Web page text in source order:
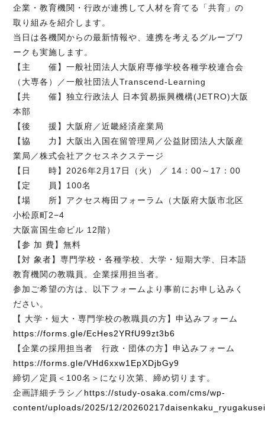
企業・教育機関・行政が連携して人材を育てる「共育」の
取り組みを紹介します。
当日は各機関からの最新情報や、連携を考えるグループワ
ークも実施します。
【主 催】一般社団法人大阪府専修学校各種学校連合会
（大専各）／一般社団法人Transcend-Learning
【共 催】独立行政法人 日本貿易振興機構(JETRO)大阪
本部
【後 援】大阪府／近畿経済産業局
【協 力】大阪出入国在留管理局／公益財団法人大阪産
業局／株式会社アクセスネクステージ
【日 時】2026年2月17日（火） ／ 14：00～17：00
【定 員】100名
【場 所】アクセス梅田フォーラム（大阪府大阪市北区
小松原町2−4
大阪富国生命ビル 12階）
【参 加 費】無料
【対 象者】専門学校・各種学校、大学・短期大学、日本語
教育機関の教職員。企業採用担当者。
参加ご希望の方は、以下フォームより事前にお申し込みく
ださい。
【 大学・短大・専門学校の教職員の方】申込みフォーム
https://forms.gle/EcHes2YRfU99zt3b6
【企業の採用担当者 行政・団体の方】申込みフォーム
https://forms.gle/VHd6xxw1EpXDjbGy9
締切／定員＜100名＞になり次第、締め切ります。
企画詳細チラシ／ https://study-osaka.com/cms/wp-
content/uploads/2025/12/